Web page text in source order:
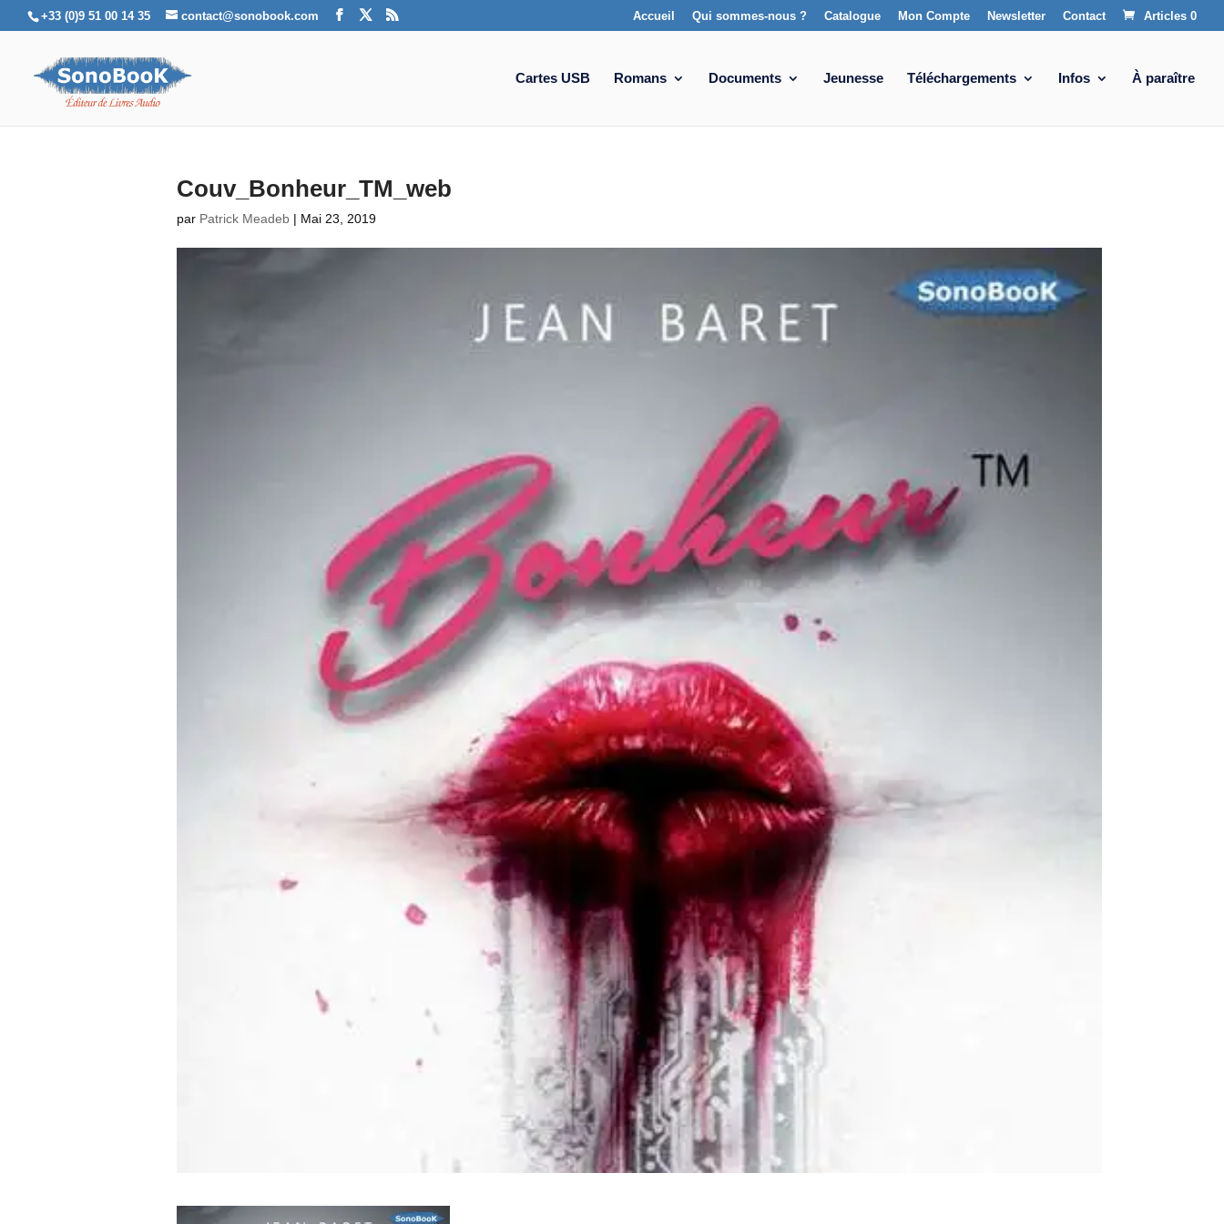
+33 (0)9 51 00 14 35 contact@sonobook.com Accueil Qui sommes-nous ? Catalogue Mon Compte Newsletter Contact Articles 0
Cartes USB Romans Documents Jeunesse Téléchargements Infos À paraître
Couv_Bonheur_TM_web
par Patrick Meadeb| Mai 23, 2019